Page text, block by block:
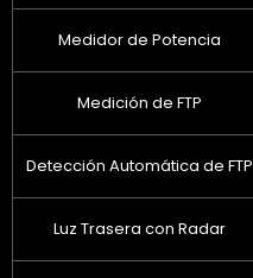
Medidor de Potencia
Medición de FTP
Detección Automática de FTP
Luz Trasera con Radar